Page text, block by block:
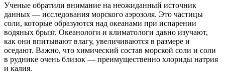
Ученые обратили внимание на неожиданный источник
данных — исследования морского аэрозоля. Это частицы
соли, которые образуются над океанами при испарении
водяных брызг. Океанологи и климатологи давно изучают,
как они впитывают влагу, увеличиваются в размере и
оседают. Важно, что химический состав морской соли и соли
в руднике очень близок — преимущественно хлориды натрия
и калия.